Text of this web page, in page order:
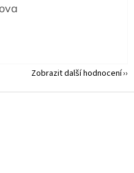
5 z 5 hvězdiček.
Zobrazit další hodnocení